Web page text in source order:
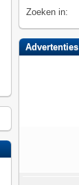
Zoeken in:
Advertenties